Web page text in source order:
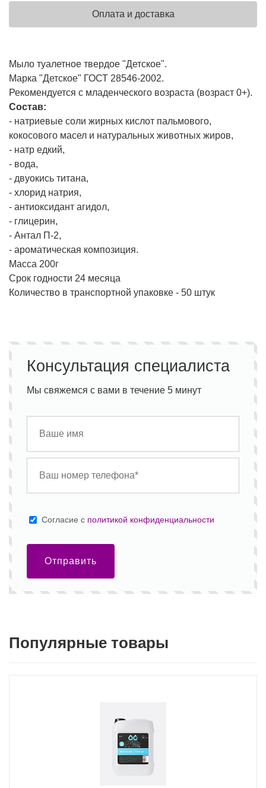
Оплата и доставка
Мыло туалетное твердое "Детское".
Марка "Детское" ГОСТ 28546-2002.
Рекомендуется с младенческого возраста (возраст 0+).
Состав:
- натриевые соли жирных кислот пальмового,
кокосового масел и натуральных животных жиров,
- натр едкий,
- вода,
- двуокись титана,
- хлорид натрия,
- антиоксидант агидол,
- глицерин,
- Антал П-2,
- ароматическая композиция.
Масса 200г
Срок годности 24 месяца
Количество в транспортной упаковке - 50 штук
Консультация специалиста
Мы свяжемся с вами в течение 5 минут
Cогласие с политикой конфиденциальности
Отправить
Популярные товары